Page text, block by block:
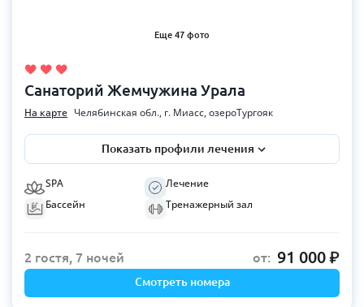
Еще 47 фото
Санаторий Жемчужина Урала
На карте Челябинская обл., г. Миасс, озероТургояк
Показать профили лечения
SPA
Бассейн
Лечение
Тренажерный зал
2 гостя, 7 ночей от: 91 000
Смотреть номера